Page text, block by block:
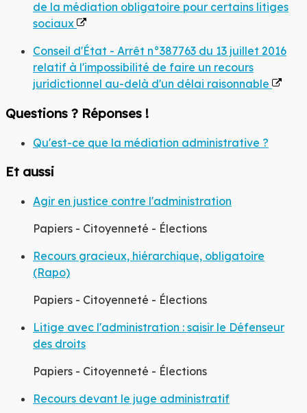
de la médiation obligatoire pour certains litiges
sociaux
Conseil d'État - Arrêt n°387763 du 13 juillet 2016
relatif à l'impossibilité de faire un recours
juridictionnel au-delà d'un délai raisonnable
Questions ? Réponses !
Qu'est-ce que la médiation administrative ?
Et aussi
Agir en justice contre l'administration
Papiers - Citoyenneté - Élections
Recours gracieux, hiérarchique, obligatoire
(Rapo)
Papiers - Citoyenneté - Élections
Litige avec l'administration : saisir le Défenseur
des droits
Papiers - Citoyenneté - Élections
Recours devant le juge administratif